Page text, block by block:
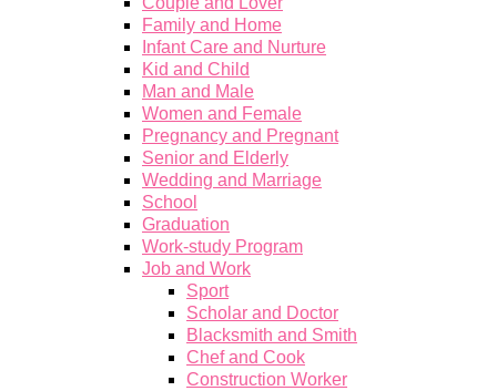
Family and Home
Infant Care and Nurture
Kid and Child
Man and Male
Women and Female
Pregnancy and Pregnant
Senior and Elderly
Wedding and Marriage
School
Graduation
Work-study Program
Job and Work
Sport
Scholar and Doctor
Blacksmith and Smith
Chef and Cook
Construction Worker